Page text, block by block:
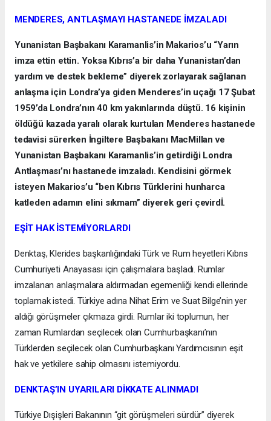
MENDERES, ANTLAŞMAYI HASTANEDE İMZALADI
Yunanistan Başbakanı Karamanlis’in Makarios’u “Yarın
imza ettin ettin. Yoksa Kıbrıs’a bir daha Yunanistan’dan
yardım ve destek bekleme” diyerek zorlayarak sağlanan
anlaşma için Londra’ya giden Menderes’in uçağı 17 Şubat
1959’da Londra’nın 40 km yakınlarında düştü. 16 kişinin
öldüğü kazada yaralı olarak kurtulan Menderes hastanede
tedavisi sürerken İngiltere Başbakanı MacMillan ve
Yunanistan Başbakanı Karamanlis’in getirdiği Londra
Antlaşması’nı hastanede imzaladı. Kendisini görmek
isteyen Makarios’u “ben Kıbrıs Türklerini hunharca
katleden adamın elini sıkmam” diyerek geri çevirdİ.
EŞİT HAK İSTEMİYORLARDI
Denktaş, Klerides başkanlığındaki Türk ve Rum heyetleri Kıbrıs
Cumhuriyeti Anayasası için çalışmalara başladı. Rumlar
imzalanan anlaşmalara aldırmadan egemenliği kendi ellerinde
toplamak istedi. Türkiye adına Nihat Erim ve Suat Bilge’nin yer
aldığı görüşmeler çıkmaza girdi. Rumlar iki toplumun, her
zaman Rumlardan seçilecek olan Cumhurbaşkanı’nın
Türklerden seçilecek olan Cumhurbaşkanı Yardımcısının eşit
hak ve yetkilere sahip olmasını istemiyordu.
DENKTAŞ’IN UYARILARI DİKKATE ALINMADI
Türkiye Dışişleri Bakanının “git görüşmeleri sürdür” diyerek